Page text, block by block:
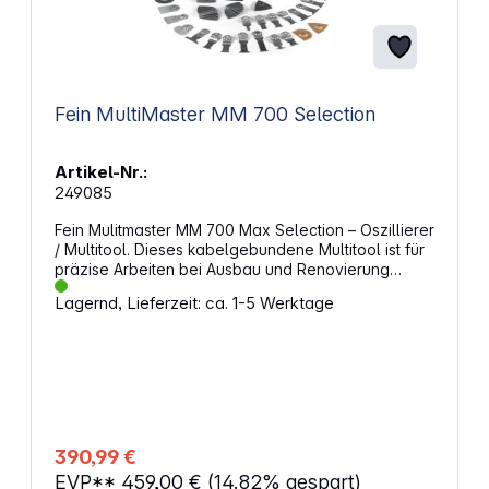
Fein MultiMaster MM 700 Selection
Artikel-Nr.:
249085
Fein Mulitmaster MM 700 Max Selection – Oszillierer
/ Multitool. Dieses kabelgebundene Multitool ist für
präzise Arbeiten bei Ausbau und Renovierung
ausgelegt und verbindet hohe Leistung mit
kontrollierter Schwingungstechnik. Der 450 W Motor
auch bei längeren Einsätzen gut beherrschbar.
Konstante Leistung bei wechselnder BelastungDie
StarlockMax Werkzeugaufnahme sorgt für eine
Lagernd, Lieferzeit: ca. 1-5 Werktage
390,99 €
EVP** 459,00 € (14.82% gespart)